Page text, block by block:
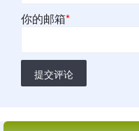
你的邮箱*
提交评论